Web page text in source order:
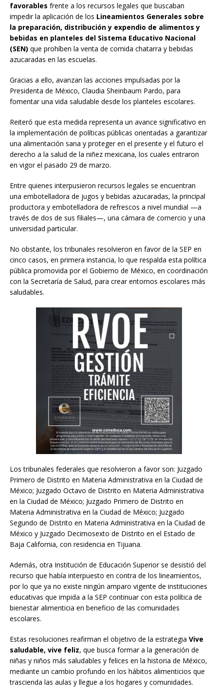
favorables frente a los recursos legales que buscaban
impedir la aplicación de los Lineamientos Generales sobre
la preparación, distribución y expendio de alimentos y
bebidas en planteles del Sistema Educativo Nacional
(SEN) que prohíben la venta de comida chatarra y bebidas
azucaradas en las escuelas.
Gracias a ello, avanzan las acciones impulsadas por la
Presidenta de México, Claudia Sheinbaum Pardo, para
fomentar una vida saludable desde los planteles escolares.
Reiteró que esta medida representa un avance significativo en
la implementación de políticas públicas orientadas a garantizar
una alimentación sana y proteger en el presente y el futuro el
derecho a la salud de la niñez mexicana, los cuales entraron
en vigor el pasado 29 de marzo.
Entre quienes interpusieron recursos legales se encuentran
una embotelladora de jugos y bebidas azucaradas, la principal
productora y embotelladora de refrescos a nivel mundial —a
través de dos de sus filiales—, una cámara de comercio y una
universidad particular.
No obstante, los tribunales resolvieron en favor de la SEP en
cinco casos, en primera instancia, lo que respalda esta política
pública promovida por el Gobierno de México, en coordinación
con la Secretaría de Salud, para crear entornos escolares más
saludables.
Los tribunales federales que resolvieron a favor son: Juzgado
Primero de Distrito en Materia Administrativa en la Ciudad de
México; Juzgado Octavo de Distrito en Materia Administrativa
en la Ciudad de México; Juzgado Primero de Distrito en
Materia Administrativa en la Ciudad de México; Juzgado
Segundo de Distrito en Materia Administrativa en la Ciudad de
México y Juzgado Decimosexto de Distrito en el Estado de
Baja California, con residencia en Tijuana.
Además, otra Institución de Educación Superior se desistió del
recurso que había interpuesto en contra de los lineamientos,
por lo que ya no existe ningún amparo vigente de instituciones
educativas que impida a la SEP continuar con esta política de
bienestar alimenticia en beneficio de las comunidades
escolares.
Estas resoluciones reafirman el objetivo de la estrategia Vive
saludable, vive feliz, que busca formar a la generación de
niñas y niños más saludables y felices en la historia de México,
mediante un cambio profundo en los hábitos alimenticios que
trascienda las aulas y llegue a los hogares y comunidades.